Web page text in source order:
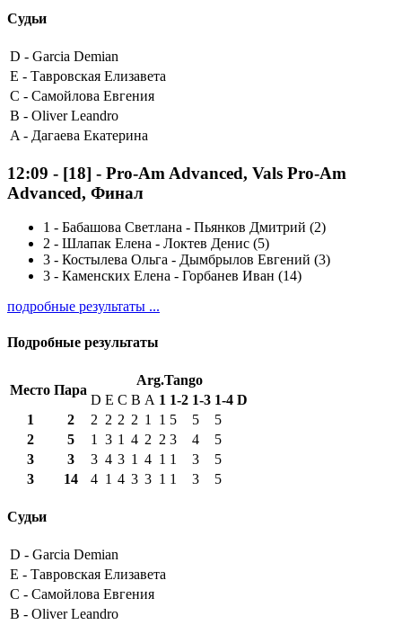
Судьи
D - Garcia Demian
E - Тавровская Елизавета
C - Самойлова Евгения
B - Oliver Leandro
A - Дагаева Екатерина
12:09 - [18] - Pro-Am Advanced, Vals Pro-Am
Advanced, Финал
1 - Бабашова Светлана - Пьянков Дмитрий (2)
2 - Шлапак Елена - Локтев Денис (5)
3 - Костылева Ольга - Дымбрылов Евгений (3)
3 - Каменских Елена - Горбанев Иван (14)
подробные результаты ...
Подробные результаты
Место Пара
Arg.Tango
D E C B A 1 1-2 1-3 1-4 D
1
2 2 2 2 2 1 1 5 5
5
2
5 1 3 1 4 2 2 3 4
5
3
3 3 4 3 1 4 1 1 3
5
3
14 4 1 4 3 3 1 1 3 5
Судьи
D - Garcia Demian
E - Тавровская Елизавета
C - Самойлова Евгения
B - Oliver Leandro